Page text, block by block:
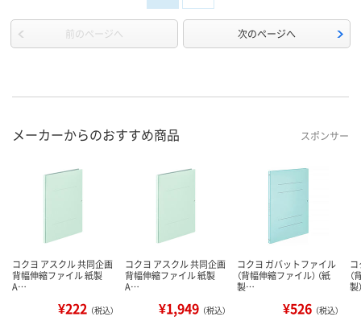
前のページへ 次のページへ
メーカーからのおすすめ商品 スポンサー
コクヨ アスクル 共同企画
背幅伸縮ファイル 紙製
A…
¥222 （税込）
コクヨ アスクル 共同企画
背幅伸縮ファイル 紙製
A…
¥1,949 （税込）
コクヨ ガバットファイル
（背幅伸縮ファイル） （紙
製…
¥526 （税込）
（
製